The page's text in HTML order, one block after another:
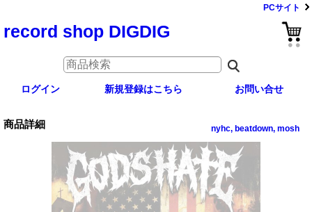
PCサイト
record shop DIGDIG
ログイン 新規登録はこちら お問い合せ
商品詳細 nyhc, beatdown, mosh